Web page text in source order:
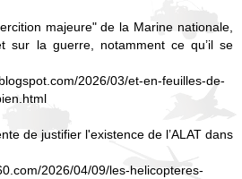
majeure" de la Marine nationale,
sur la guerre, notamment ce qu’il se
2026/03/et-en-feuilles-de-
de justifier l'existence de l’ALAT dans
2026/04/09/les-helicopteres-